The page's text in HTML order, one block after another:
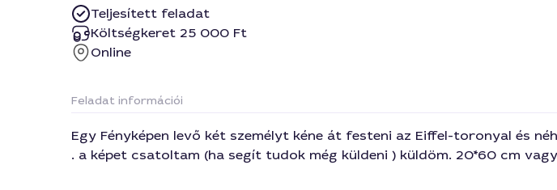
Teljesített feladat
Költségkeret 25 000 Ft
Online
Feladat információi
Egy Fényképen levő két személyt kéne át festeni az Eiffel-toronyal és
. a képet csatoltam (ha segít tudok még küldeni ) küldöm. 20*60 cm